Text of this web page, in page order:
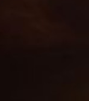
LED
een